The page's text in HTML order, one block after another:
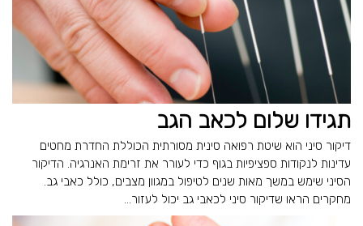
תגידו שלום לכאב הגב
דיקור סיני הוא שיטת רפואה סינית מסורתית הכוללת החדרת מחטים
עדינות לנקודות ספציפיות בגוף כדי לעורר את זרימת האנרגיה. הדיקור
הסיני שימש במשך מאות שנים לטיפול במגוון מצבים, כולל כאבי גב.
מחקרים הראו שדיקור סיני לכאבי גב יכול לעזור...